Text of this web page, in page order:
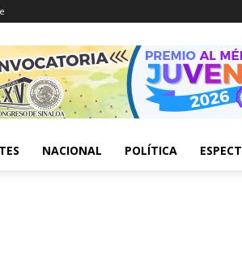
NACIONAL POLÍTICA